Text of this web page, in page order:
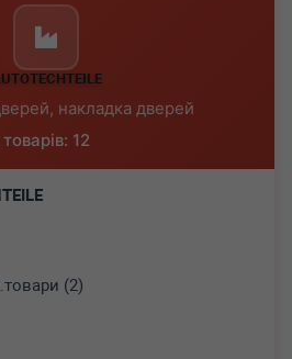
накладка дверей
12
(2)